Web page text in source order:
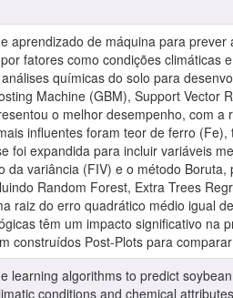
aprendizado de máquina para
fatores como condições
químicas do solo para
Machine (GBM), Support Vector
o melhor desempenho, com
influentes foram teor de ferro
foi expandida para incluir variáveis
variância (FIV) e o método
Random Forest, Extra Trees
raiz do erro quadrático médio igual
têm um impacto significativo
construídos Post-Plots para
learning algorithms to predict
conditions and chemical